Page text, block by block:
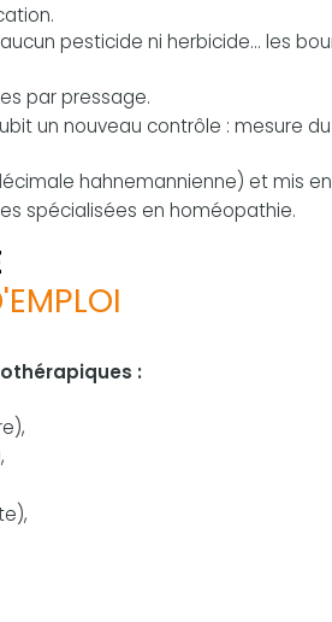
pesticide ni herbicide... les
par pressage.
un nouveau contrôle : mesure
hahnemannienne) et mis
spécialisées en homéopathie.
: